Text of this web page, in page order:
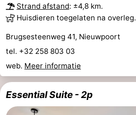
Strand afstand: ±4,8 km.
Huisdieren toegelaten na overleg.
Brugsesteenweg 41, Nieuwpoort
tel. +32 258 803 03
web. Meer informatie
Essential Suite - 2p